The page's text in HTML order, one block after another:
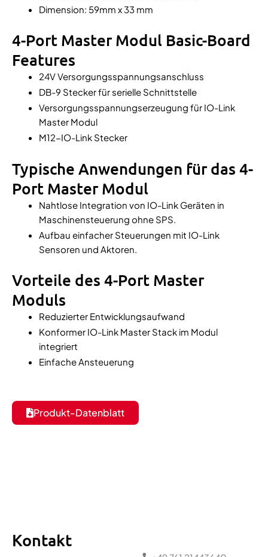
Dimension: 59mm x 33 mm
4-Port Master Modul Basic-Board
Features
24V Versorgungsspannungsanschluss
DB-9 Stecker für serielle Schnittstelle
Versorgungsspannungserzeugung für IO-Link
Master Modul
M12-IO-Link Stecker
Typische Anwendungen für das 4-
Port Master Modul
Nahtlose Integration von IO-Link Geräten in
Maschinensteuerung ohne SPS.
Aufbau einfacher Steuerungen mit IO-Link
Sensoren und Aktoren.
Vorteile des 4-Port Master
Moduls
Reduzierter Entwicklungsaufwand
Konformer IO-Link Master Stack im Modul
integriert
Einfache Ansteuerung
Produkt-Datenblatt
Kontakt